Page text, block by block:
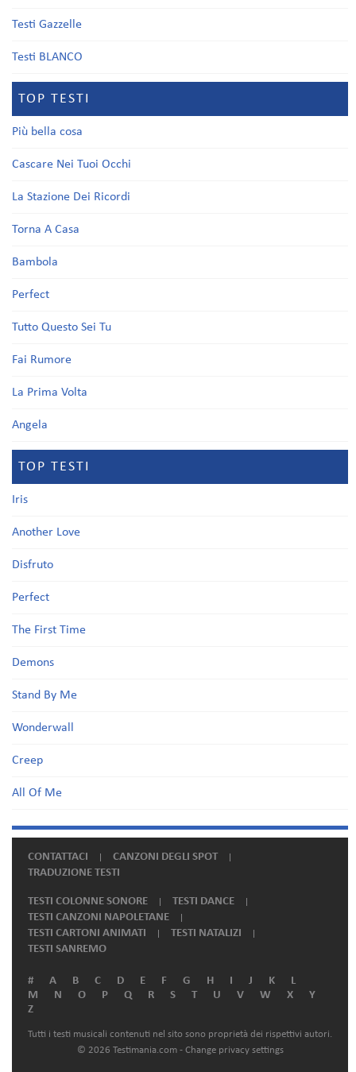
Testi Gazzelle
Testi BLANCO
TOP TESTI
Più bella cosa
Cascare Nei Tuoi Occhi
La Stazione Dei Ricordi
Torna A Casa
Bambola
Perfect
Tutto Questo Sei Tu
Fai Rumore
La Prima Volta
Angela
TOP TESTI
Iris
Another Love
Disfruto
Perfect
The First Time
Demons
Stand By Me
Wonderwall
Creep
All Of Me
CONTATTACI
CANZONI DEGLI SPOT
TRADUZIONE TESTI
TESTI COLONNE SONORE
TESTI DANCE
TESTI CANZONI NAPOLETANE
TESTI CARTONI ANIMATI
TESTI NATALIZI
TESTI SANREMO
# A B C D E F G H I J K
L
M
N O P Q R S T U V W X
Y
Z
Tutti i testi musicali contenuti nel sito sono proprietà dei rispettivi autori.
© 2026 Testimania.com - Change privacy settings